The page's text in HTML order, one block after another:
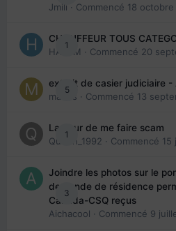
Jmili · Commencé 18 octobre
1
CHAUFFEUR TOUS
HAZEM · Commencé 20
5
extrait de casier judiciaire -
maries · Commencé 13
1
La peur de me faire scam
Queen_1992 · Commencé 15
3
Joindre les photos sur le
demande de résidence
Canada-CSQ reçus
Aichacool · Commencé 9